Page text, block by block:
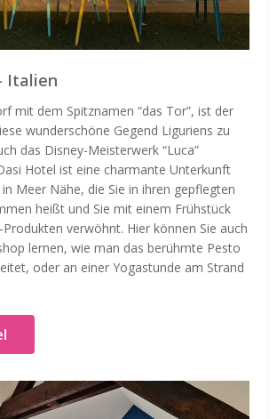
Italien
mit dem Spitznamen “das Tor”, ist der
wunderschöne Gegend Liguriens zu
das Disney-Meisterwerk “Luca”
Hotel ist eine charmante Unterkunft
Meer Nähe, die Sie in ihren gepflegten
heißt und Sie mit einem Frühstück
verwöhnt. Hier können Sie auch
lernen, wie man das berühmte Pesto
oder an einer Yogastunde am Strand